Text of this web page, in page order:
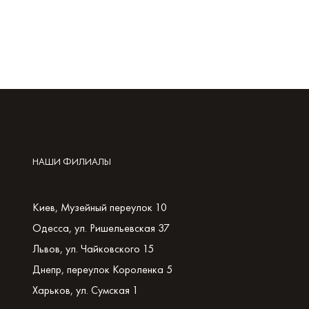
НАШИ ФИЛИАЛЫ
Киев, Музейный переулок 10
Одесса, ул. Ришельевская 37
Львов, ул. Чайковского 15
Днепр, переулок Короленка 5
Харьков, ул. Сумская 1